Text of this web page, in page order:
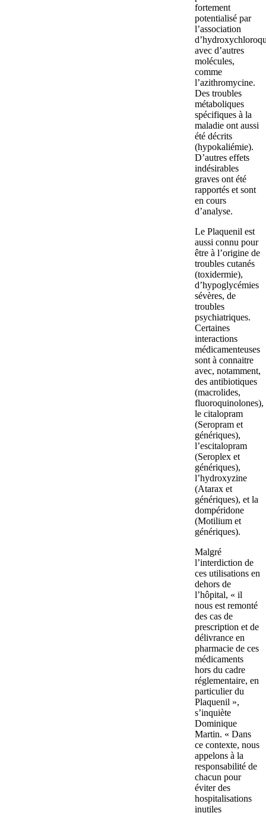
fortement
potentialisé par
l’association
avec d’autres
molécules,
comme
l’azithromycine.
Des troubles
métaboliques
spécifiques à la
maladie ont aussi
été décrits
(hypokaliémie).
D’autres effets
indésirables
graves ont été
rapportés et sont
en cours
d’analyse.
Le Plaquenil est
aussi connu pour
être à l’origine de
troubles cutanés
(toxidermie),
d’hypoglycémies
sévères, de
troubles
psychiatriques.
Certaines
interactions
médicamenteuses
sont à connaitre
avec, notamment,
des antibiotiques
(macrolides,
fluoroquinolones),
le citalopram
(Seropram et
génériques),
l’escitalopram
(Seroplex et
génériques),
l’hydroxyzine
(Atarax et
génériques), et la
dompéridone
(Motilium et
génériques).
Malgré
l’interdiction de
ces utilisations en
dehors de
l’hôpital, « il
nous est remonté
des cas de
prescription et de
délivrance en
pharmacie de ces
médicaments
hors du cadre
réglementaire, en
particulier du
Plaquenil »,
s’inquiète
Dominique
Martin. « Dans
ce contexte, nous
appelons à la
responsabilité de
chacun pour
éviter des
hospitalisations
inutiles